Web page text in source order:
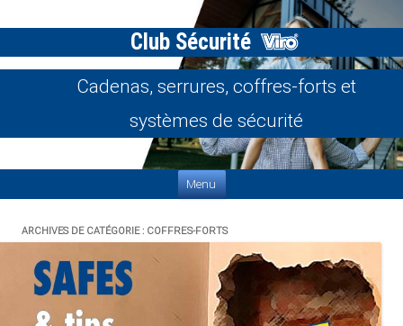
Club Sécurité
Cadenas, serrures, coffres-forts et
systèmes de sécurité
Menu
ARCHIVES DE CATÉGORIE : COFFRES-FORTS